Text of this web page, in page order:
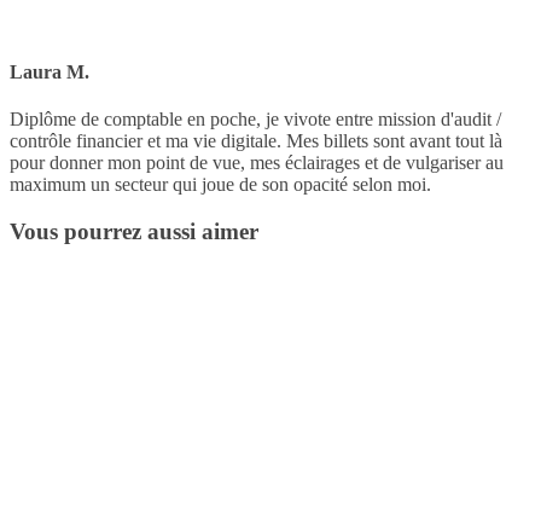
Laura M.
Diplôme de comptable en poche, je vivote entre mission d'audit /
contrôle financier et ma vie digitale. Mes billets sont avant tout là
pour donner mon point de vue, mes éclairages et de vulgariser au
maximum un secteur qui joue de son opacité selon moi.
Vous pourrez aussi aimer